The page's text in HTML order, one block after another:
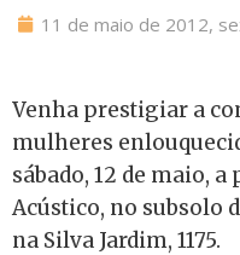
11 de maio de 2012,
Venha prestigiar a
mulheres
sábado, 12 de maio,
Acústico, no subsolo
na Silva Jardim, 1175.